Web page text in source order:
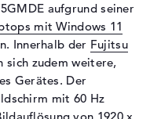
1080
entspiegelt, LED-
aufgrund seiner
mit Windows 11
Innerhalb der Fujitsu
sich zudem weitere,
Gerätes. Der
mit 60 Hz